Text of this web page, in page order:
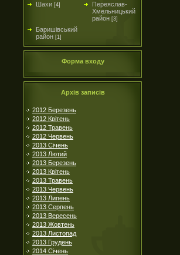
Шахи [4]
Переяслав-
Хмельницький
район [3]
Баришівський
район [1]
Форма входу
Архів записів
2012 Березень
2012 Квітень
2012 Травень
2012 Червень
2013 Січень
2013 Лютий
2013 Березень
2013 Квітень
2013 Травень
2013 Червень
2013 Липень
2013 Серпень
2013 Вересень
2013 Жовтень
2013 Листопад
2013 Грудень
2014 Січень